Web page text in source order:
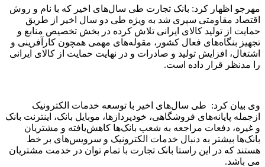
مهرجو اظهار کرد: بانک تجارت طی سال‌های اخیر که با نام و روش
اقتصاد مقاومتی سپری شد به ویژه طی دو سال اخیر از طریق
حمایت از تولید کالای ایرانی تلاش کرده در بخش تخصیص منابع و
تجهیز بنگاه‌های فعال کشور، مقوله‌های مهمی همچون کارآفرینی و
اشتغال، افزایش تولید و صادرات و در نهایت حمایت از کالای ایرانی
را مدنظر قرار داده است.
وی بیان کرد: طی سال‌های اخیر با توسعه خدمات الکترونیک
ازجمله پایانه‌های فروشگاهی، خودپردازها، موبایل بانک، اینترنت بانک
و غیره، دفعات مراجعه به شعب بانک‌ها کاهش‌یافته و مشتریان
بانک‌ها بیشتر به دنبال خدمات الکترونیک و سرویس‌های بر خط
هستند که در این راستا بانک تجارت با تمام توان در خدمت مشتریان
می باشد.